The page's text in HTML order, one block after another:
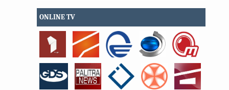
ONLINE TV